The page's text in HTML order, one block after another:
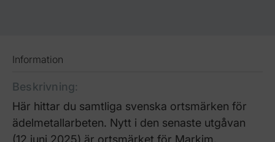
Information
Beskrivning:
Här hittar du samtliga svenska ortsmärken för
ädelmetallarbeten. Nytt i den senaste utgåvan
(12 juni 2025) är ortsmärket för Markim.